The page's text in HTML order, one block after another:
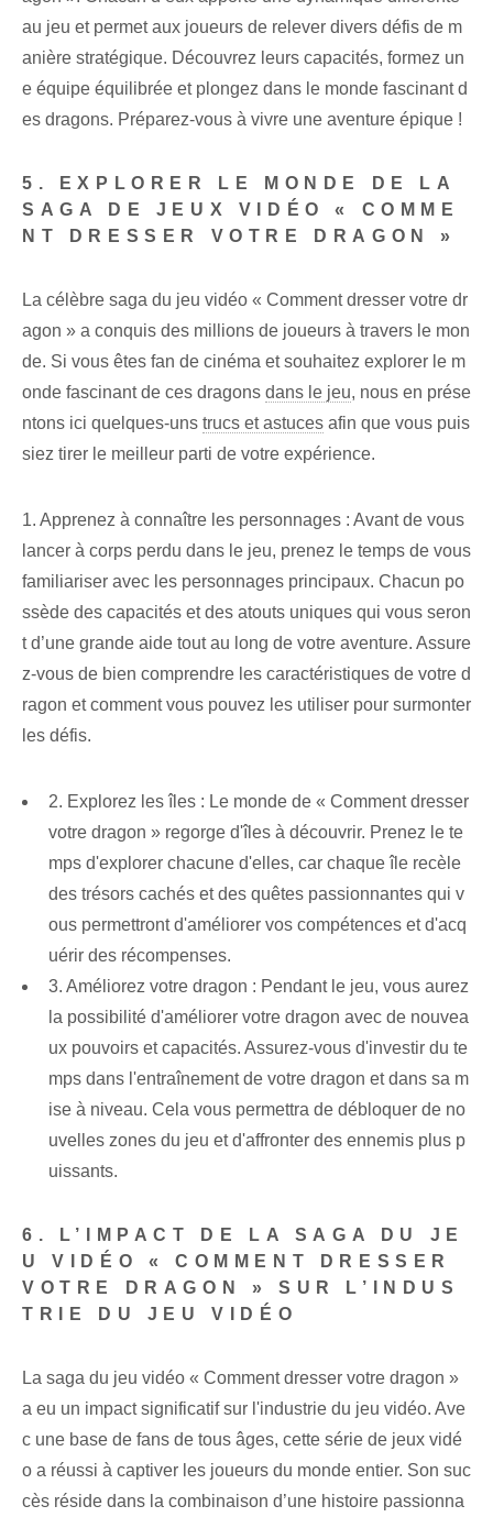
au jeu et permet aux joueurs de relever divers défis de m
anière stratégique. Découvrez leurs capacités, formez un
e équipe équilibrée et plongez dans le monde fascinant d
es dragons. Préparez-vous à vivre une aventure épique !
5. EXPLORER LE MONDE DE LA
SAGA DE JEUX VIDÉO « COMME
NT DRESSER VOTRE DRAGON »
La célèbre saga du jeu vidéo « Comment dresser votre dr
agon » a conquis des millions de joueurs à travers le mon
de. Si vous êtes fan de cinéma et souhaitez explorer le m
onde fascinant de ces dragons dans le jeu, nous en prése
ntons ici quelques-uns trucs et astuces afin que vous puis
siez tirer le meilleur parti de votre expérience.
1. Apprenez à connaître les personnages : Avant de vous
lancer à corps perdu dans le jeu, prenez le temps de vous
familiariser avec les personnages principaux. Chacun po
ssède des capacités et des atouts uniques qui vous seron
t d’une grande aide tout au long de votre aventure. Assure
z-vous de bien comprendre les caractéristiques de votre d
ragon et comment vous pouvez les utiliser pour surmonter
les défis.
2. Explorez les îles : Le monde de « Comment dresser
votre dragon » regorge d'îles à découvrir. Prenez le te
mps d'explorer chacune d'elles, car chaque île recèle
des trésors cachés et des quêtes passionnantes qui v
ous permettront d'améliorer vos compétences et d'acq
uérir des récompenses.
3. Améliorez votre dragon : Pendant le jeu, vous aurez
la possibilité d'améliorer votre dragon avec de nouvea
ux pouvoirs et capacités. Assurez-vous d'investir du te
mps dans l'entraînement de votre dragon et dans sa m
ise à niveau. Cela vous permettra de débloquer de no
uvelles zones du jeu et d'affronter des ennemis plus p
uissants.
6. L’IMPACT DE LA SAGA DU JE
U VIDÉO « COMMENT DRESSER
VOTRE DRAGON » SUR L’INDUS
TRIE DU JEU VIDÉO
La saga du jeu vidéo « Comment dresser votre dragon »
a eu un impact significatif sur l'industrie du jeu vidéo. Ave
c une base de fans de tous âges, cette série de jeux vidé
o a réussi à captiver les joueurs du monde entier. Son suc
cès réside dans la combinaison d’une histoire passionna